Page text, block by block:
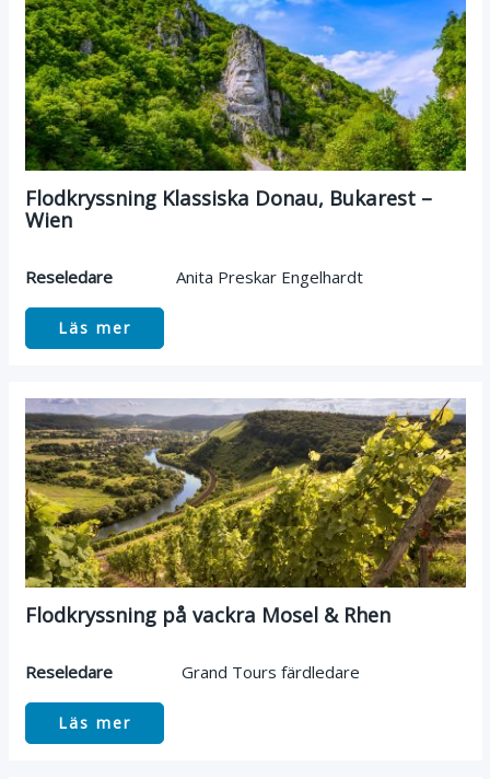
Flodkryssning Klassiska Donau, Bukarest –
Wien
Reseledare Anita Preskar Engelhardt
Läs mer
Flodkryssning på vackra Mosel & Rhen
Reseledare Grand Tours färdledare
Läs mer